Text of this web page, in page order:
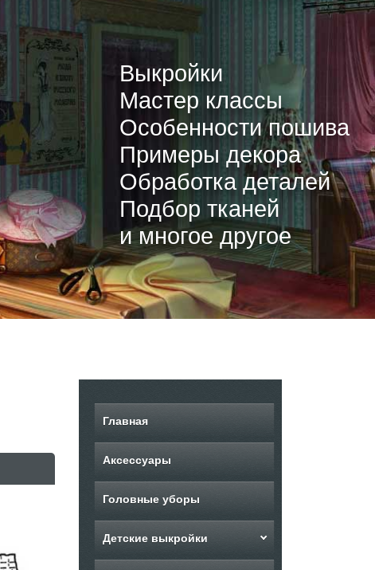
Выкройки
Мастер классы
Особенности пошива
Примеры декора
Обработка деталей
Подбор тканей
и многое другое
Главная
Аксессуары
Головные уборы
Детские выкройки